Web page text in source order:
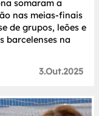
somaram a
nas meias-finais
de grupos, leões e
barcelenses na
3.Out.2025